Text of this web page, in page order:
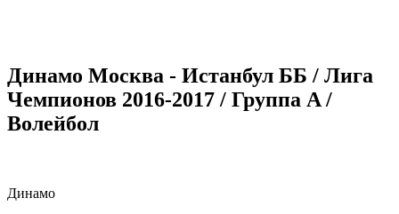
Динамо Москва - Истанбул ББ / Лига
Чемпионов 2016-2017 / Группа A /
Волейбол
Динамо